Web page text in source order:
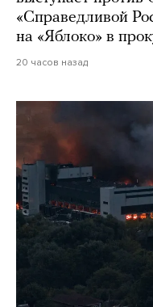
«Справедливой
на «Яблоко» в
20 часов назад